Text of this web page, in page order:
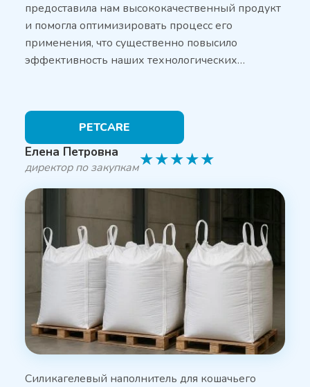
предоставила нам высококачественный продукт
и помогла оптимизировать процесс его
применения, что существенно повысило
эффективность наших технологических…
PETCARE
Елена Петровна
директор по закупкам★★★★★
Силикагелевый наполнитель для кошачьего